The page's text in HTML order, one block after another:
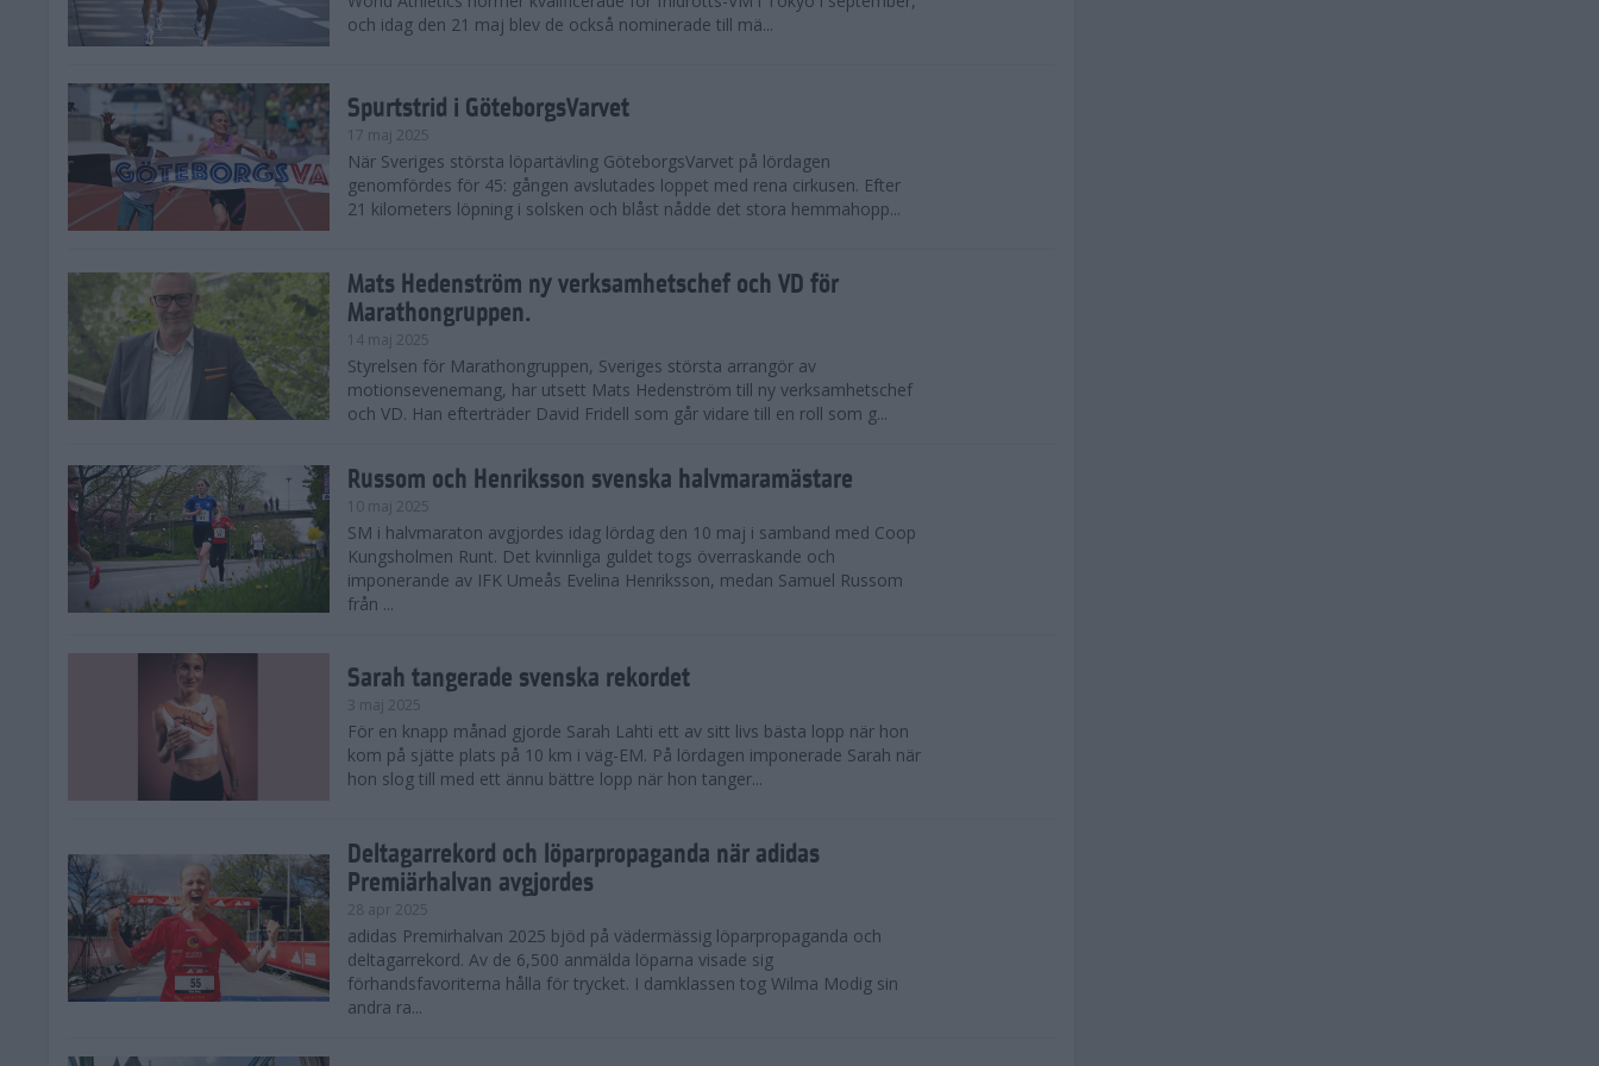
och idag den 21 maj blev de också nominerade till mä...
Spurtstrid i GöteborgsVarvet
17 maj 2025
När Sveriges största löpartävling GöteborgsVarvet på lördagen
genomfördes för 45: gången avslutades loppet med rena cirkusen. Efter
21 kilometers löpning i solsken och blåst nådde det stora hemmahopp...
Mats Hedenström ny verksamhetschef och VD för
Marathongruppen.
14 maj 2025
Styrelsen för Marathongruppen, Sveriges största arrangör av
motionsevenemang, har utsett Mats Hedenström till ny verksamhetschef
och VD. Han efterträder David Fridell som går vidare till en roll som g...
Russom och Henriksson svenska halvmaramästare
10 maj 2025
SM i halvmaraton avgjordes idag lördag den 10 maj i samband med Coop
Kungsholmen Runt. Det kvinnliga guldet togs överraskande och
imponerande av IFK Umeås Evelina Henriksson, medan Samuel Russom
från ...
Sarah tangerade svenska rekordet
3 maj 2025
För en knapp månad gjorde Sarah Lahti ett av sitt livs bästa lopp när hon
kom på sjätte plats på 10 km i väg-EM. På lördagen imponerade Sarah när
hon slog till med ett ännu bättre lopp när hon tanger...
Deltagarrekord och löparpropaganda när adidas
Premiärhalvan avgjordes
28 apr 2025
adidas Premirhalvan 2025 bjöd på vädermässig löparpropaganda och
deltagarrekord. Av de 6,500 anmälda löparna visade sig
förhandsfavoriterna hålla för trycket. I damklassen tog Wilma Modig sin
andra ra...